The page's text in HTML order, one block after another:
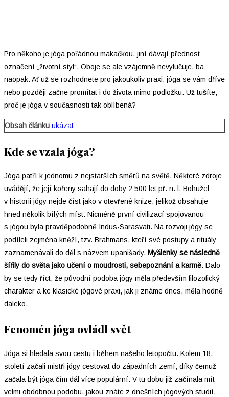
Pro někoho je jóga pořádnou makačkou, jiní dávají přednost
označení „životní styl“. Oboje se ale vzájemně nevylučuje, ba
naopak. Ať už se rozhodnete pro jakoukoliv praxi, jóga se vám dříve
nebo později začne promítat i do života mimo podložku. Už tušíte,
proč je jóga v současnosti tak oblíbená?
Obsah článku ukázat
Kde se vzala jóga?
Jóga patří k jednomu z nejstarších směrů na světě. Některé zdroje
uvádějí, že její kořeny sahají do doby 2 500 let př. n. l. Bohužel
v historii jógy nejde číst jako v otevřené knize, jelikož obsahuje
hned několik bílých míst. Nicméně první civilizací spojovanou
s jógou byla pravděpodobně Indus-Sarasvati. Na rozvoji jógy se
podíleli zejména kněží, tzv. Brahmans, kteří své postupy a rituály
zaznamenávali do děl s názvem upanišady. Myšlenky se následně
šířily do světa jako učení o moudrosti, sebepoznání a karmě. Dalo
by se tedy říct, že původní podoba jógy měla především filozofický
charakter a ke klasické jógové praxi, jak ji známe dnes, měla hodně
daleko.
Fenomén jóga ovládl svět
Jóga si hledala svou cestu i během našeho letopočtu. Kolem 18.
století začali mistři jógy cestovat do západních zemí, díky čemuž
začala být jóga čím dál více populární. V tu dobu již začínala mít
velmi obdobnou podobu, jakou znáte z dnešních jógových studií.